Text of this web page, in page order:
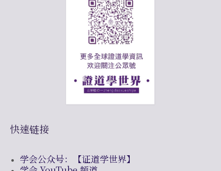
快速链接
学会公众号：【证道学世界】